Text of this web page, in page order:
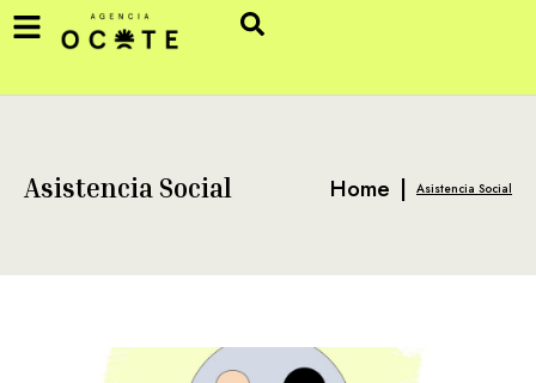
Asistencia Social Home | Asistencia Social